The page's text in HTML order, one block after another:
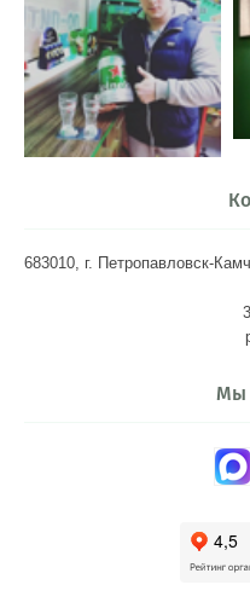
683010, г. Петропавловск-
Мы